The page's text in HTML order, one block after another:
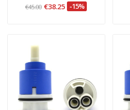
€45.00 €38.25 -15%